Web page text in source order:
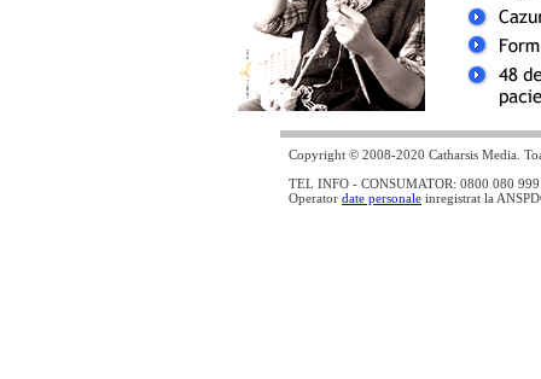
Copyright © 2008-2020 Catharsis Media.
TEL INFO - CONSUMATOR: 0800 080
Operator date personale inregistrat la